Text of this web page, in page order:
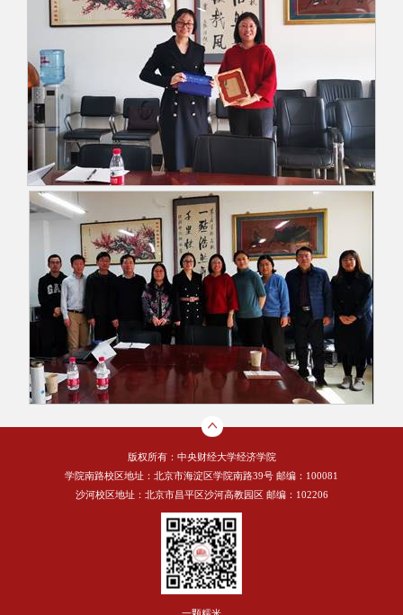
版权所有：中央财经大学经济学院
学院南路校区地址：北京市海淀区学院南路39号 邮编：100081
沙河校区地址：北京市昌平区沙河高教园区 邮编：102206
一颗糯米